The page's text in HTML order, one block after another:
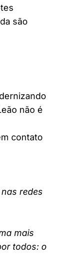
são
não é
contato
redes
mais
todos: o